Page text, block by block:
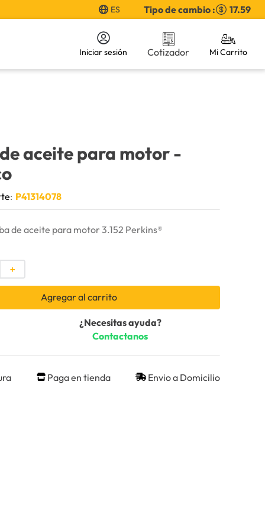
ES Tipo de cambio : 17.59
Iniciar sesión Cotizador
aceite para motor-
: P41314078
de aceite para motor 3.152 Perkins®
＋
Agregar al carrito
¿Necesitas ayuda?
Contactanos
Paga en tienda Envio a Domicilio